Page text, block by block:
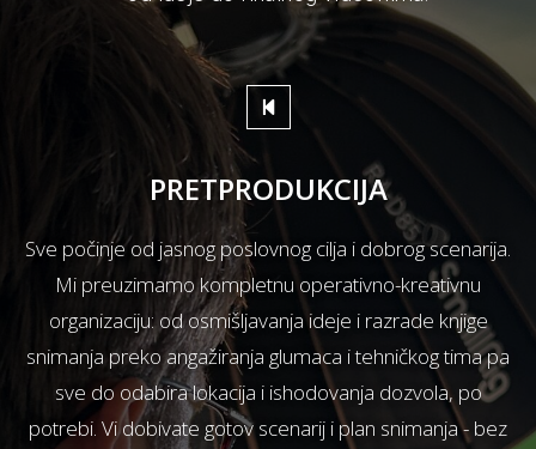
PRETPRODUKCIJA
Sve počinje od jasnog poslovnog cilja i dobrog scenarija.
Mi preuzimamo kompletnu operativno-kreativnu
organizaciju: od osmišljavanja ideje i razrade knjige
snimanja preko angažiranja glumaca i tehničkog tima pa
sve do odabira lokacija i ishodovanja dozvola, po
potrebi. Vi dobivate gotov scenarij i plan snimanja - bez